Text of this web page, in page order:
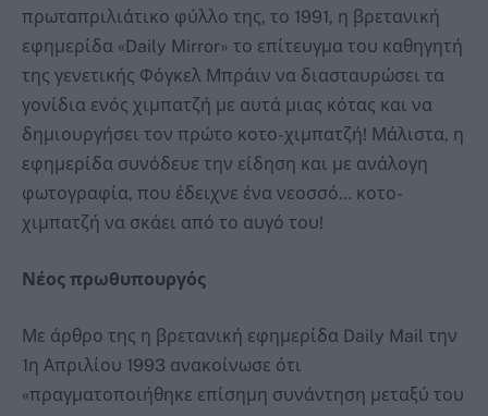
πρωταπριλιάτικο φύλλο της, το 1991, η βρετανική
εφημερίδα «Daily Mirror» το επίτευγμα του καθηγητή
της γενετικής Φόγκελ Μπράιν να διασταυρώσει τα
γονίδια ενός χιμπατζή με αυτά μιας κότας και να
δημιουργήσει τον πρώτο κοτο-χιμπατζή! Μάλιστα, η
εφημερίδα συνόδευε την είδηση και με ανάλογη
φωτογραφία, που έδειχνε ένα νεοσσό… κοτο-
χιμπατζή να σκάει από το αυγό του!
Νέος πρωθυπουργός
Με άρθρο της η βρετανική εφημερίδα Daily Mail την
1η Απριλίου 1993 ανακοίνωσε ότι
«πραγματοποιήθηκε επίσημη συνάντηση μεταξύ του